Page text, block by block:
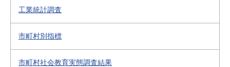
工業統計調査
市町村別指標
市町村社会教育実態調査結果